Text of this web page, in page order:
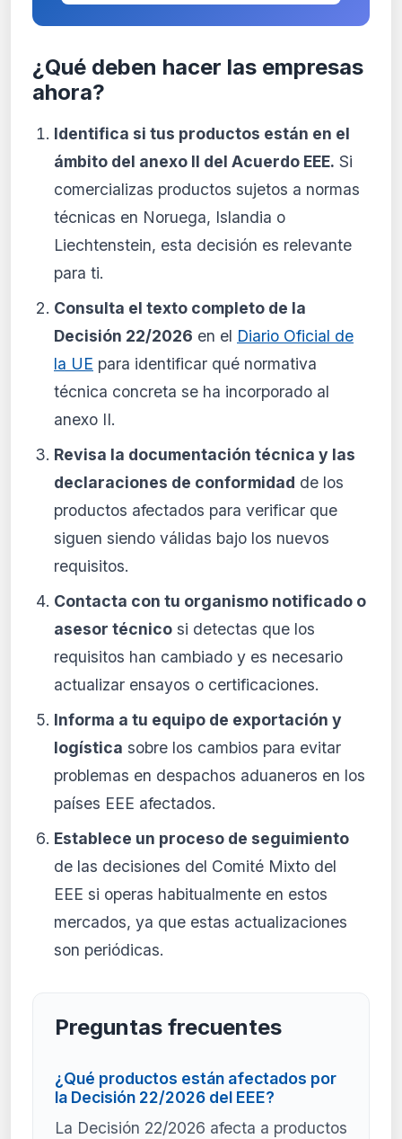
¿Qué deben hacer las empresas
ahora?
Identifica si tus productos están en el
ámbito del anexo II del Acuerdo EEE. Si
comercializas productos sujetos a normas
técnicas en Noruega, Islandia o
Liechtenstein, esta decisión es relevante
para ti.
Consulta el texto completo de la
Decisión 22/2026 en el Diario Oficial de
la UE para identificar qué normativa
técnica concreta se ha incorporado al
anexo II.
Revisa la documentación técnica y las
declaraciones de conformidad de los
productos afectados para verificar que
siguen siendo válidas bajo los nuevos
requisitos.
Contacta con tu organismo notificado o
asesor técnico si detectas que los
requisitos han cambiado y es necesario
actualizar ensayos o certificaciones.
Informa a tu equipo de exportación y
logística sobre los cambios para evitar
problemas en despachos aduaneros en los
países EEE afectados.
Establece un proceso de seguimiento
de las decisiones del Comité Mixto del
EEE si operas habitualmente en estos
mercados, ya que estas actualizaciones
son periódicas.
Preguntas frecuentes
¿Qué productos están afectados por
la Decisión 22/2026 del EEE?
La Decisión 22/2026 afecta a productos